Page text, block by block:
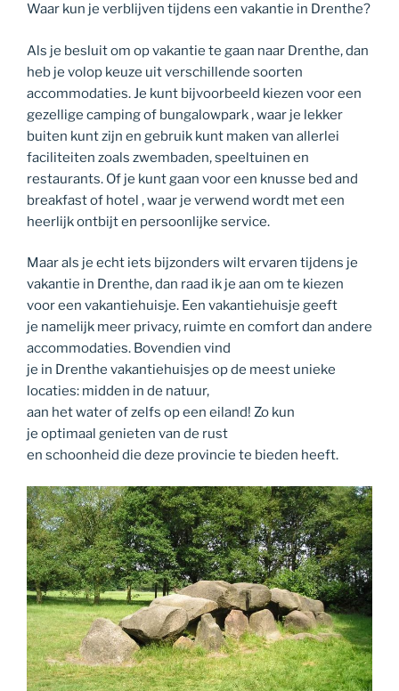
Waar kun je verblijven tijdens een vakantie in Drenthe?
Als je besluit om op vakantie te gaan naar Drenthe, dan
heb je volop keuze uit verschillende soorten
accommodaties. Je kunt bijvoorbeeld kiezen voor een
gezellige camping of bungalowpark , waar je lekker
buiten kunt zijn en gebruik kunt maken van allerlei
faciliteiten zoals zwembaden, speeltuinen en
restaurants. Of je kunt gaan voor een knusse bed and
breakfast of hotel , waar je verwend wordt met een
heerlijk ontbijt en persoonlijke service.
Maar als je echt iets bijzonders wilt ervaren tijdens je
vakantie in Drenthe, dan raad ik je aan om te kiezen
voor een vakantiehuisje. Een vakantiehuisje geeft
je namelijk meer privacy, ruimte en comfort dan andere
accommodaties. Bovendien vind
je in Drenthe vakantiehuisjes op de meest unieke
locaties: midden in de natuur,
aan het water of zelfs op een eiland! Zo kun
je optimaal genieten van de rust
en schoonheid die deze provincie te bieden heeft.